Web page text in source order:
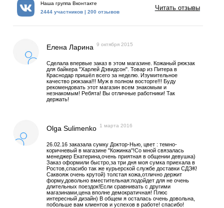
Наша группа Вконтакте
2444 участников | 200 отзывов
Читать отзывы
Елена Ларина 9 октября 2015
Сделала впервые заказ в этом магазине. Кожаный рюкзак
для байкера "Харлей Дэвидсон". Товар из Питера в
Краснодар пришёл всего за неделю. Изумительное
качество рюкзака!!! Муж в полном восторге!!! Буду
рекомендовать этот магазин всем знакомым и
незнакомым! Ребята! Вы отличные работники! Так
держать!
Olga Sulimenko 1 марта 2016
26.02.16 заказала сумку Доктор-Нью, цвет : темно-
коричневый в магазине "Кожинка"!Со мной связалась
менеджер Екатерина,очень приятная в общении девушка)
Заказ оформили быстро,за три дня моя сумка приехала в
Ростов,спасибо так же курьерской службе доставки СДЭК!
Саквояж очень крутой) толстая кожа,отлично держит
форму,довольно вместительная:подойдет для не очень
длительных поездок!Если сравнивать с другими
магазинами,цена вполне демократичная! Плюс
интересный дизайн) В общем я осталась очень довольна,
побольше вам клиентов и успехов в работе! спасибо!